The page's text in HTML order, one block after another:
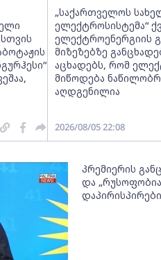
„საქართველოს
ელექტროსისტემა“
ელექტროენერგიის
მიზეზებზე
აცხადებს, რომ
მიწოდება
აღდგენილია
2026/08/05 22:08
პრემიერის
და